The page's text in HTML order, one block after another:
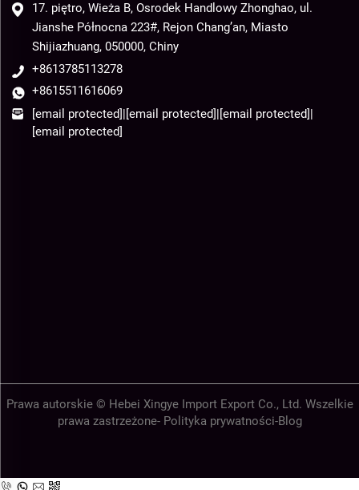
17. piętro, Wieża B, Osrodek Handlowy Zhonghao, ul.
Jianshe Północna 223#, Rejon Chang’an, Miasto
Shijiazhuang, 050000, Chiny
+8613785113278
+8615511616069
[email protected]|[email protected]|[email protected]|
[email protected]
Prawa autorskie © Hebei Xingye Import Export Co., Ltd. Wszelkie
prawa zastrzeżone- Polityka prywatności-Blog